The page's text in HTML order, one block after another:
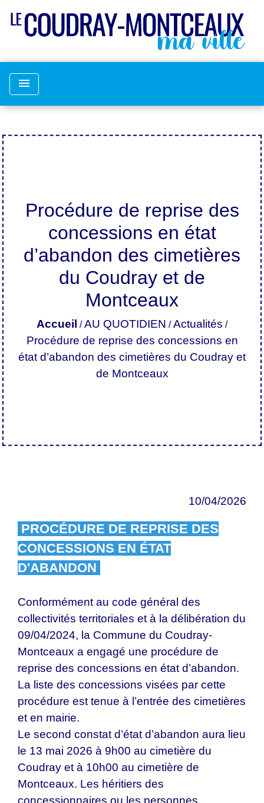
menu
Procédure de reprise des
concessions en état
d’abandon des cimetières
du Coudray et de
Montceaux
Accueil /AU QUOTIDIEN /Actualités /
Procédure de reprise des concessions en
état d’abandon des cimetières du Coudray et
de Montceaux
10/04/2026
PROCÉDURE DE REPRISE DES
CONCESSIONS EN ÉTAT
D'ABANDON
Conformément au code général des
collectivités territoriales et à la délibération du
09/04/2024, la Commune du Coudray-
Montceaux a engagé une procédure de
reprise des concessions en état d’abandon.
La liste des concessions visées par cette
procédure est tenue à l’entrée des cimetières
et en mairie.
Le second constat d’état d’abandon aura lieu
le 13 mai 2026 à 9h00 au cimetière du
Coudray et à 10h00 au cimetière de
Montceaux. Les héritiers des
concessionnaires ou les personnes